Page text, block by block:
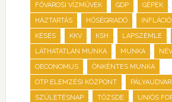
FŐVÁROSI VÍZMŰVEK , GDP , GÉPEK ,
HÁZTARTÁS , HŐSÉGRIADÓ , INFLÁCIÓ
KÉSÉS , KKV , KSH , LAPSZEMLE ,
LÁTHATATLAN MUNKA , MUNKA ,
OECONOMUS , ÖNKÉNTES MUNKA ,
OTP ELEMZÉSI KÖZPONT , PÁLYAUDVAR
SZÜLETÉSNAP , TŐZSDE , UNIÓS